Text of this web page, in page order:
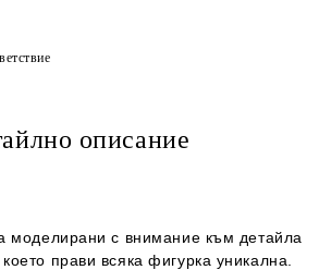
описание
моделирани с внимание към детайла
прави всяка фигурка уникална.